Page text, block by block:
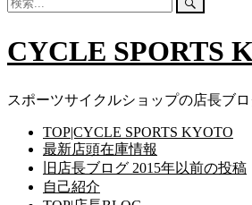
開
検
始
CYCLE SPORTS
スポーツサイクルショップの店長ブ
TOP|CYCLE SPORTS KYOTO
最新店頭在庫情報
旧店長ブログ 2015年以前の投稿
自己紹介